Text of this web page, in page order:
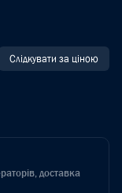
Слідкувати за ціною
доставка